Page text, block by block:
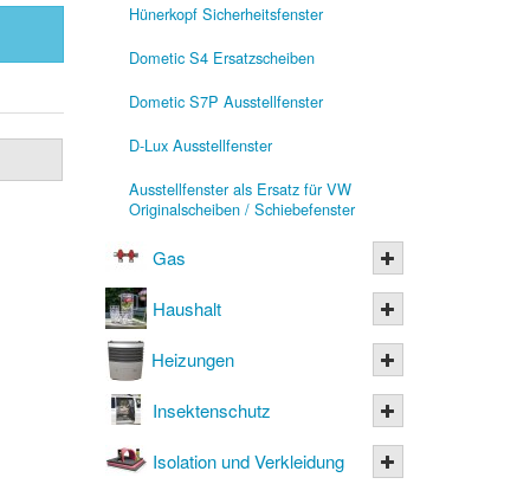
Hünerkopf Sicherheitsfenster
Dometic S4 Ersatzscheiben
Dometic S7P Ausstellfenster
D-Lux Ausstellfenster
Ausstellfenster als Ersatz für VW
Originalscheiben / Schiebefenster
Gas
Haushalt
Heizungen
Insektenschutz
Isolation und Verkleidung